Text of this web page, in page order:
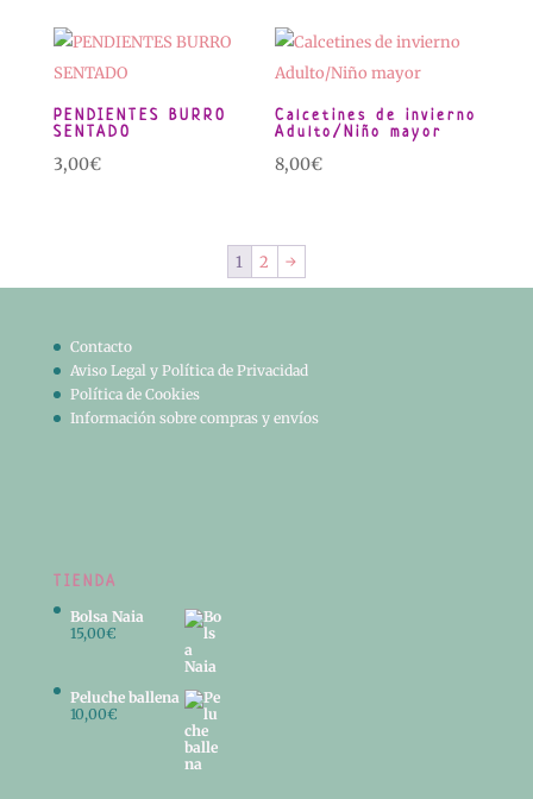
PENDIENTES BURRO
SENTADO
3,00€
Calcetines de invierno
Adulto/Niño mayor
8,00€
1 2 →
Contacto
Aviso Legal y Política de Privacidad
Política de Cookies
Información sobre compras y envíos
TIENDA
Bolsa Naia
15,00€
Peluche ballena
10,00€